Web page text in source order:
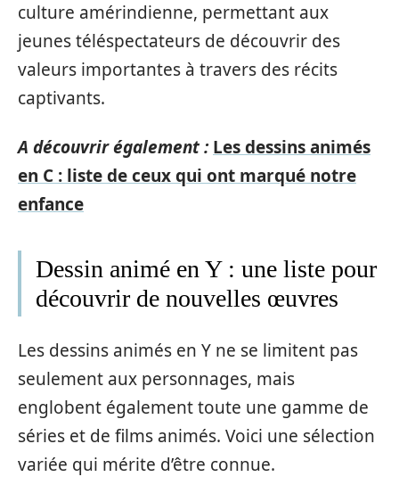
culture amérindienne, permettant aux
jeunes téléspectateurs de découvrir des
valeurs importantes à travers des récits
captivants.
A découvrir également : Les dessins animés
en C : liste de ceux qui ont marqué notre
enfance
Dessin animé en Y : une liste pour
découvrir de nouvelles œuvres
Les dessins animés en Y ne se limitent pas
seulement aux personnages, mais
englobent également toute une gamme de
séries et de films animés. Voici une sélection
variée qui mérite d’être connue.